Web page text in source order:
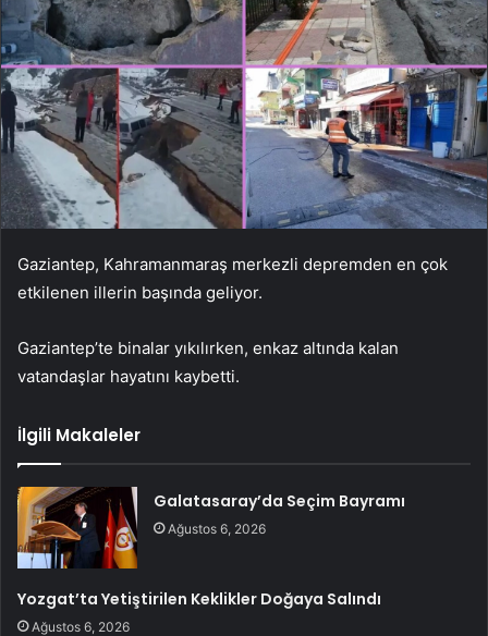
Gaziantep, Kahramanmaraş merkezli depremden en çok
etkilenen illerin başında geliyor.
Gaziantep’te binalar yıkılırken, enkaz altında kalan
vatandaşlar hayatını kaybetti.
İlgili Makaleler
Galatasaray’da Seçim Bayramı
Ağustos 6, 2026
Yozgat’ta Yetiştirilen Keklikler Doğaya Salındı
Ağustos 6, 2026